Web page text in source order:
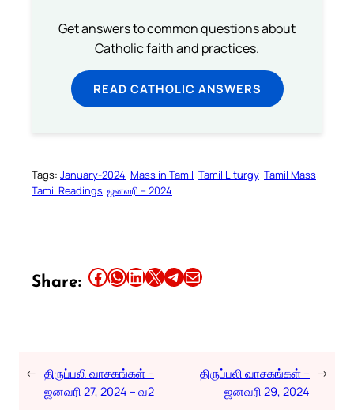
Get answers to common questions about
Catholic faith and practices.
READ CATHOLIC ANSWERS
Tags: January-2024 Mass in Tamil Tamil Liturgy Tamil Mass
Tamil Readings ஜனவரி – 2024
Share: Share this article on Facebook Share this article on WhatsApp Share this article on LinkedIn Share this article on X Share this article on TelegramEmail this Article
← திருப்பலி வாசகங்கள் –
ஜனவரி 27, 2024 – வ2
திருப்பலி வாசகங்கள் –
ஜனவரி 29, 2024
→